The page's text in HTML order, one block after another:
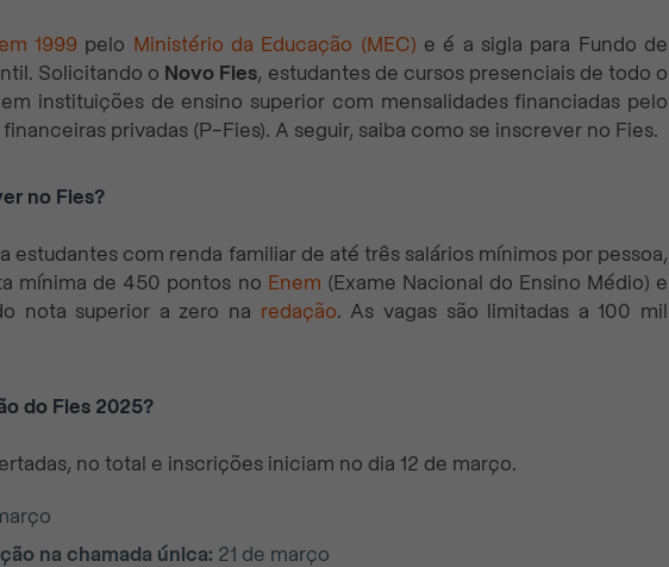
1999 pelo Ministério da Educação (MEC) e é a sigla para Fundo de
Solicitando o Novo Fies, estudantes de cursos presenciais de todo o
instituições de ensino superior com mensalidades financiadas pelo
privadas (P-Fies). A seguir, saiba como se inscrever no Fies.
no Fies?
estudantes com renda familiar de até três salários mínimos por pessoa,
mínima de 450 pontos no Enem (Exame Nacional do Ensino Médio) e
nota superior a zero na redação. As vagas são limitadas a 100 mil
do Fies 2025?
no total e inscrições iniciam no dia 12 de março.
na chamada única: 21 de março